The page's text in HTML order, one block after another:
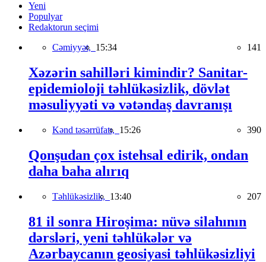
Yeni
Populyar
Redaktorun seçimi
Cəmiyyət, 15:34 141
Xəzərin sahilləri kimindir? Sanitar-
epidemioloji təhlükəsizlik, dövlət
məsuliyyəti və vətəndaş davranışı
Kənd təsərrüfatı, 15:26 390
Qonşudan çox istehsal edirik, ondan
daha baha alırıq
Təhlükəsizlik, 13:40 207
81 il sonra Hiroşima: nüvə silahının
dərsləri, yeni təhlükələr və
Azərbaycanın geosiyasi təhlükəsizliyi